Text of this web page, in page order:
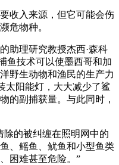
收入来源，但它可能会伤
危物种。
助理研究教授杰西·森科
鱼技术可以使墨西哥和加
野生动物和渔民的生产力
太阳能灯，大大减少了鲨
的副捕获量。与此同时，
除的被纠缠在照明网中的
、鳐鱼、鱿鱼和小型鱼类
困难甚至危险。”